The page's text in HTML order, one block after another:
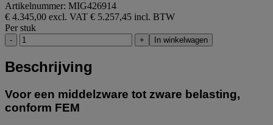
Artikelnummer: MIG426914
€ 4.345,00 excl. VAT € 5.257,45 incl. BTW
Per stuk
- + In winkelwagen
Beschrijving
Voor een middelzware tot zware belasting,
conform FEM